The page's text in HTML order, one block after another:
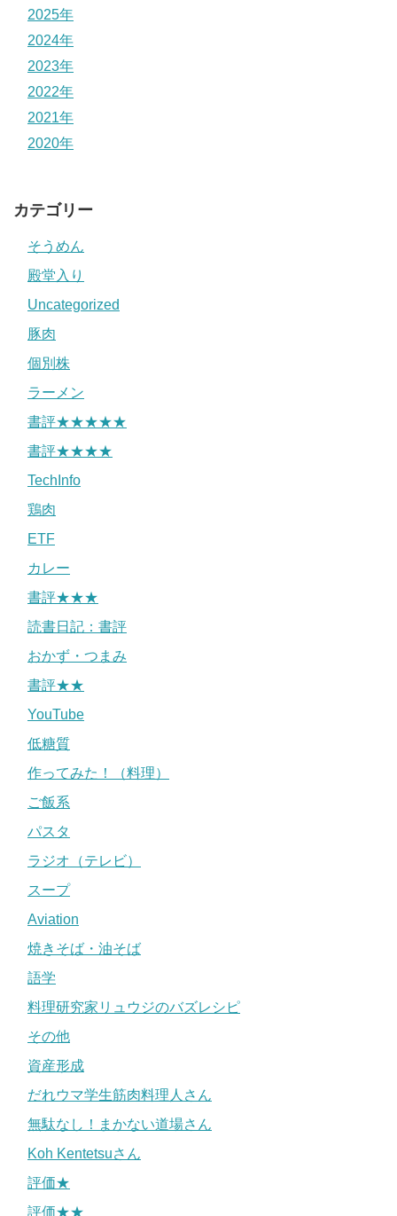
2025年
2024年
2023年
2022年
2021年
2020年
カテゴリー
そうめん
殿堂入り
Uncategorized
豚肉
個別株
ラーメン
書評★★★★★
書評★★★★
TechInfo
鶏肉
ETF
カレー
書評★★★
読書日記：書評
おかず・つまみ
書評★★
YouTube
低糖質
作ってみた！（料理）
ご飯系
パスタ
ラジオ（テレビ）
スープ
Aviation
焼きそば・油そば
語学
料理研究家リュウジのバズレシピ
その他
資産形成
だれウマ学生筋肉料理人さん
無駄なし！まかない道場さん
Koh Kentetsuさん
評価★
評価★★